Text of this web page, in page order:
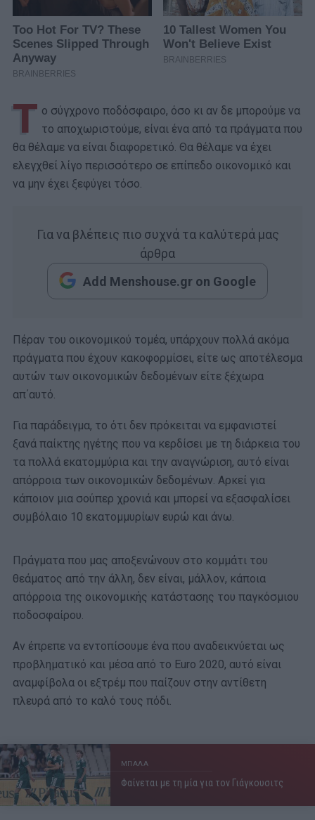
Τ ο σύγχρονο ποδόσφαιρο, όσο κι αν δε μπορούμε να
το αποχωριστούμε, είναι ένα από τα πράγματα που
θα θέλαμε να είναι διαφορετικό. Θα θέλαμε να έχει
ελεγχθεί λίγο περισσότερο σε επίπεδο οικονομικό και
να μην έχει ξεφύγει τόσο.
Για να βλέπεις πιο συχνά τα καλύτερά μας
άρθρα
Add Menshouse.gr on Google
Πέραν του οικονομικού τομέα, υπάρχουν πολλά ακόμα
πράγματα που έχουν κακοφορμίσει, είτε ως αποτέλεσμα
αυτών των οικονομικών δεδομένων είτε ξέχωρα
απ΄αυτό.
Για παράδειγμα, το ότι δεν πρόκειται να εμφανιστεί
ξανά παίκτης ηγέτης που να κερδίσει με τη διάρκεια του
τα πολλά εκατομμύρια και την αναγνώριση, αυτό είναι
απόρροια των οικονομικών δεδομένων. Αρκεί για
κάποιον μια σούπερ χρονιά και μπορεί να εξασφαλίσει
συμβόλαιο 10 εκατομμυρίων ευρώ και άνω.
Πράγματα που μας αποξενώνουν στο κομμάτι του
θεάματος από την άλλη, δεν είναι, μάλλον, κάποια
απόρροια της οικονομικής κατάστασης του παγκόσμιου
ποδοσφαίρου.
Αν έπρεπε να εντοπίσουμε ένα που αναδεικνύεται ως
προβληματικό και μέσα από το Euro 2020, αυτό είναι
αναμφίβολα οι εξτρέμ που παίζουν στην αντίθετη
πλευρά από το καλό τους πόδι.
ΜΠΑΛΑ
Φαίνεται με τη μία για τον Γιάγκουσιτς